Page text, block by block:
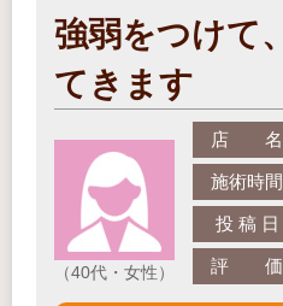
強弱をつけて
てきます
（40代・女性）
店 名
施術時間
投 稿 日
評 価